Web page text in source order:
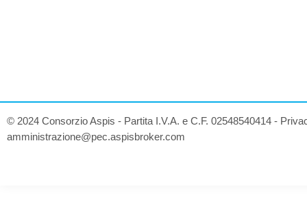
© 2024 Consorzio Aspis - Partita I.V.A. e C.F. 02548540414 -
amministrazione@pec.aspisbroker.com